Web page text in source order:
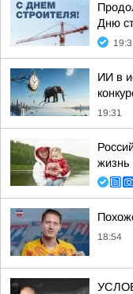
Дню
ИИ в
19:31
жизнь
18:54